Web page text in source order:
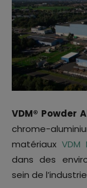
VDM® Powder
chrome-
matériaux VDM
dans des
sein de